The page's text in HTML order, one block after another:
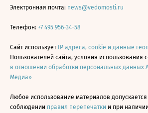
Электронная почта: news@vedomosti.ru
Телефон: +7 495 956-34-58
Сайт использует IP адреса, cookie и данные
Пользователей сайта, условия использования
в отношении обработки персональных данных
Медиа»
Любое использование материалов допускается
соблюдении правил перепечатки и при